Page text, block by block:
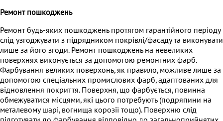
Ремонт пошкоджень
Ремонт будь-яких пошкоджень протягом гарантійного періоду
слід узгоджувати з підрядником покрівлі/фасаду та виконувати
лише за його згоди. Ремонт пошкоджень на невеликих
поверхнях виконується за допомогою ремонтних фарб.
Фарбування великих поверхонь, як правило, можливе лише за
допомогою спеціальних промислових фарб, адаптованих для
відновлення покриття. Поверхня, що фарбується, повинна
обмежуватися місцями, які цього потребують (подряпини на
металевому шарі, вогнища корозії тощо). Поверхню слід